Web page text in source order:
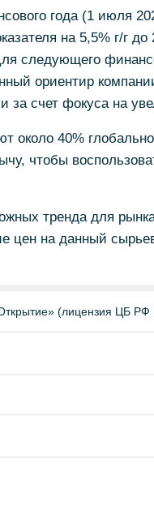
года (1 июля
на 5,5% г/г
следующего
ориентир
счет фокуса на
около 40%
чтобы
тренда для
цен на данный
(лицензия ЦБ